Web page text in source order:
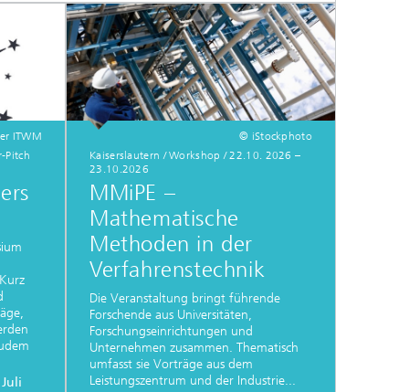
ITWM
Pitch
© iStockphoto
Kaiserslautern / Workshop / 22.10. 2026 –
23.10.2026
MMiPE –
Mathematische
Methoden in der
Verfahrenstechnik
Die Veranstaltung bringt führende
Forschende aus Universitäten,
Forschungseinrichtungen und
Unternehmen zusammen. Thematisch
umfasst sie Vorträge aus dem
Leistungszentrum und der Industrie...